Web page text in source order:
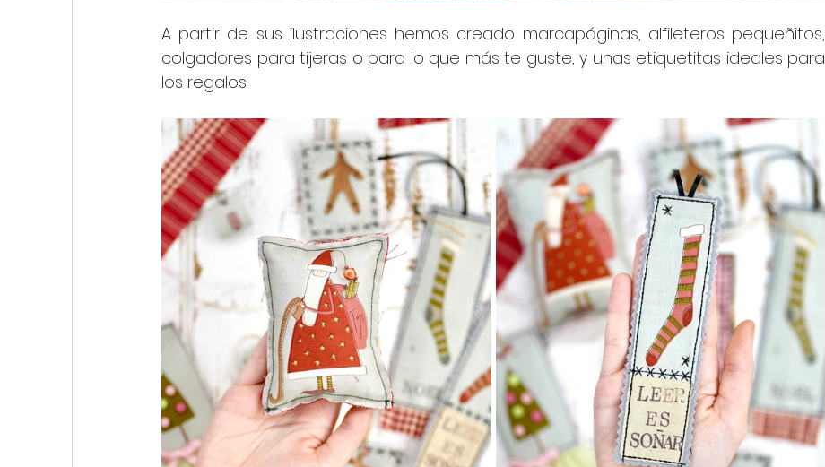
A partir de sus ilustraciones hemos creado marcapáginas, alfileteros pequeñitos,
colgadores para tijeras o para lo que más te guste, y unas etiquetitas ideales para
los regalos.